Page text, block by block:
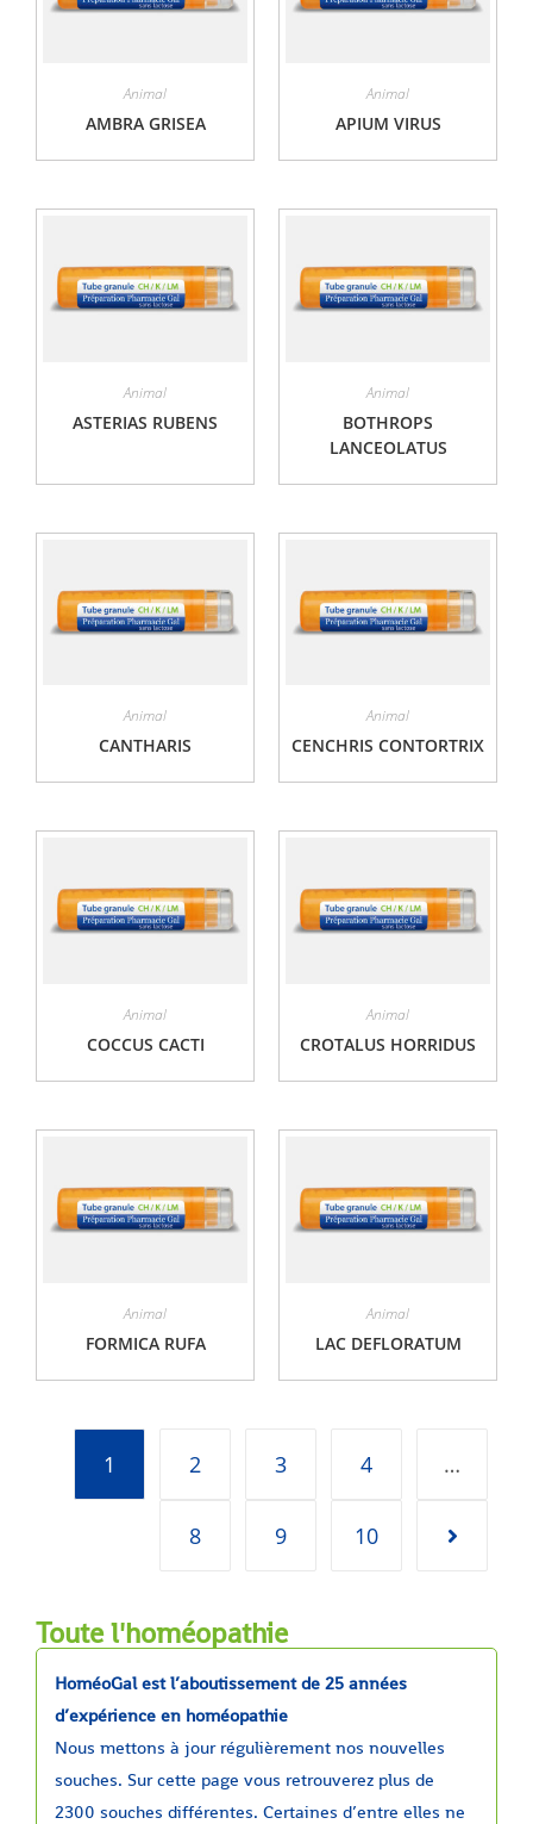
Animal
AMBRA GRISEA
Animal
APIUM VIRUS
Animal
ASTERIAS RUBENS
Animal
BOTHROPS
LANCEOLATUS
Animal
CANTHARIS
Animal
CENCHRIS CONTORTRIX
Animal
COCCUS CACTI
Animal
CROTALUS HORRIDUS
Animal
FORMICA RUFA
Animal
LAC DEFLORATUM
1 2 3 4 …
8 9 10
Toute l'homéopathie
HoméoGal est l’aboutissement de 25 années
d’expérience en homéopathie
Nous mettons à jour régulièrement nos nouvelles
souches. Sur cette page vous retrouverez plus de
2300 souches différentes. Certaines d’entre elles ne